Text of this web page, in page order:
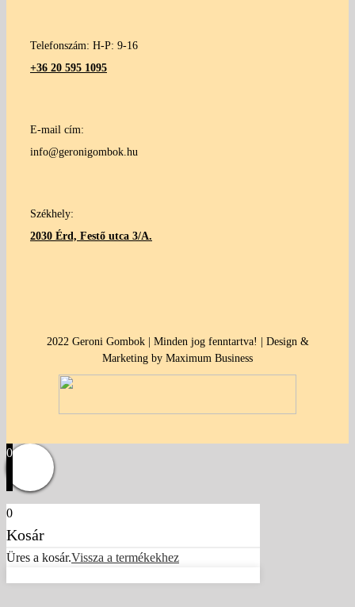
Telefonszám: H-P: 9-16
+36 20 595 1095
E-mail cím:
info@geronigombok.hu
Székhely:
2030 Érd, Festő utca 3/A.
2022 Geroni Gombok | Minden jog fenntartva! | Design &
Marketing by Maximum Business
0
0
Kosár
Üres a kosár.Vissza a termékekhez